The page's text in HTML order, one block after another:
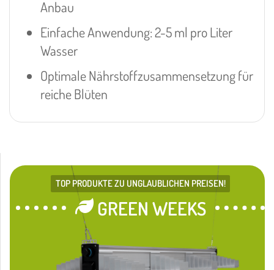
Anbau
Einfache Anwendung: 2-5 ml pro Liter
Wasser
Optimale Nährstoffzusammensetzung für
reiche Blüten
TOP PRODUKTE ZU UNGLAUBLICHEN PREISEN!
GREEN WEEKS